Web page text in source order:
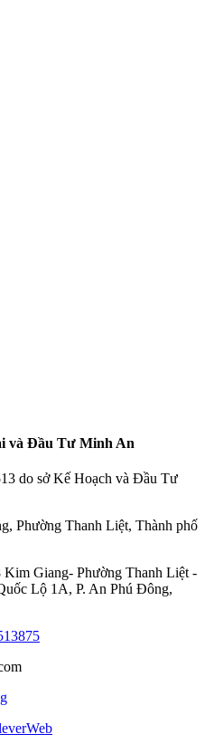
và Đầu Tư Minh An
do sở Kế Hoạch và Đầu Tư
Phường Thanh Liệt, Thành phố
Giang- Phường Thanh Liệt -
Lộ 1A, P. An Phú Đông,